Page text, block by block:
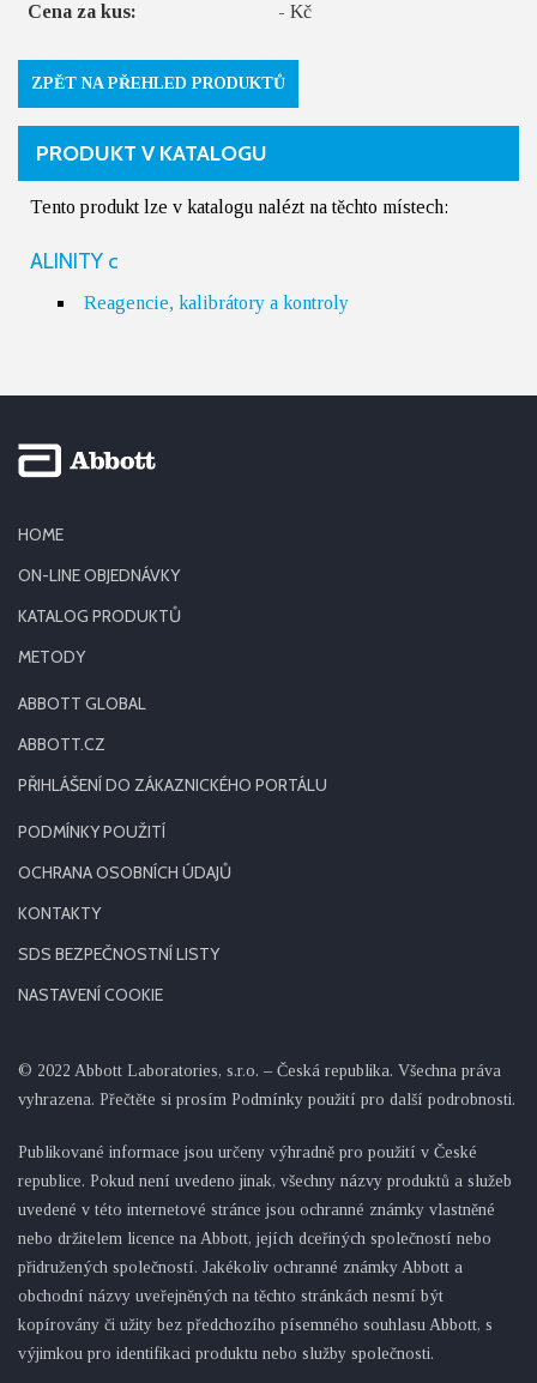
Cena za kus: - Kč
ZPĚT NA PŘEHLED PRODUKTŮ
PRODUKT V KATALOGU
Tento produkt lze v katalogu nalézt na těchto místech:
ALINITY c
Reagencie, kalibrátory a kontroly
HOME
ON-LINE OBJEDNÁVKY
KATALOG PRODUKTŮ
METODY
ABBOTT GLOBAL
ABBOTT.CZ
PŘIHLÁŠENÍ DO ZÁKAZNICKÉHO PORTÁLU
PODMÍNKY POUŽITÍ
OCHRANA OSOBNÍCH ÚDAJŮ
KONTAKTY
SDS BEZPEČNOSTNÍ LISTY
NASTAVENÍ COOKIE
© 2022 Abbott Laboratories, s.r.o. – Česká republika. Všechna práva
vyhrazena. Přečtěte si prosím Podmínky použití pro další podrobnosti.
Publikované informace jsou určeny výhradně pro použití v České
republice. Pokud není uvedeno jinak, všechny názvy produktů a služeb
uvedené v této internetové stránce jsou ochranné známky vlastněné
nebo držitelem licence na Abbott, jejích dceřiných společností nebo
přidružených společností. Jakékoliv ochranné známky Abbott a
obchodní názvy uveřejněných na těchto stránkách nesmí být
kopírovány či užity bez předchozího písemného souhlasu Abbott, s
výjimkou pro identifikaci produktu nebo služby společnosti.